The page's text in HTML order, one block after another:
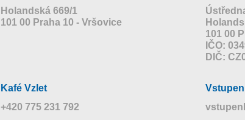
Holandská 669/1
101 00 Praha 10 - Vršovice
101 00
IČO:
DIČ:
Kafé Vzlet
+420 775 231 792